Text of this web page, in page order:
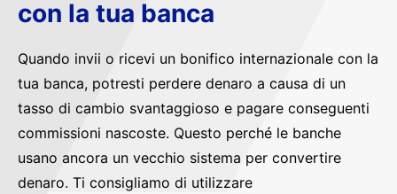
con la tua banca
Quando invii o ricevi un bonifico internazionale con la
tua banca, potresti perdere denaro a causa di un
tasso di cambio svantaggioso e pagare conseguenti
commissioni nascoste. Questo perché le banche
usano ancora un vecchio sistema per convertire
denaro. Ti consigliamo di utilizzare